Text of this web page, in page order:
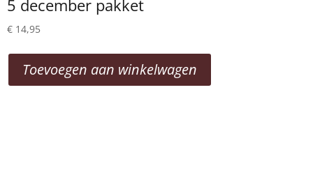
5 december pakket
€ 14,95
Toevoegen aan winkelwagen